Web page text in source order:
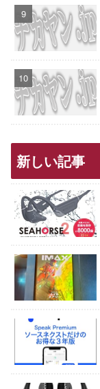
新しい記事